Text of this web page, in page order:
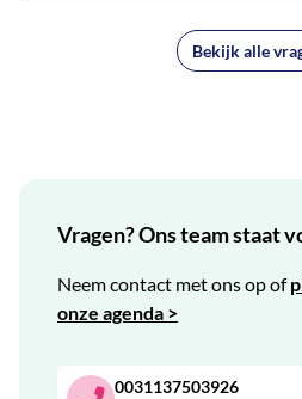
Bekijk alle
Vragen? Ons team staat
Neem contact met ons op of
onze agenda >
0031137503926